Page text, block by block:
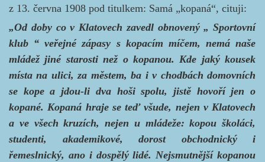
z 13. června 1908 pod titulkem: Samá „kopaná“, cituji:
„Od doby co v Klatovech zavedl obnovený „ Sportovní
klub “ veřejné zápasy s kopacím míčem, nemá naše
mládež jiné starosti než o kopanou. Kde jaký kousek
místa na ulici, za městem, ba i v chodbách domovních
se kope a jdou-li dva hoši spolu, jistě hovoří jen o
kopané. Kopaná hraje se teď všude, nejen v Klatovech
a ve všech kruzích, nejen u mládeže: kopou školáci,
studenti, akademikové, dorost obchodnický i
řemeslnický, ano i dospělý lidé. Nejsmutnější kopanou